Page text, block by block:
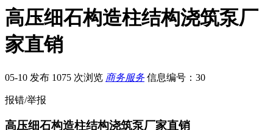
高压细石构造柱结构浇筑泵厂
家直销
05-10 发布 1075 次浏览 商务服务 信息编号：30
报错/举报
高压细石构造柱结构浇筑泵厂家直销